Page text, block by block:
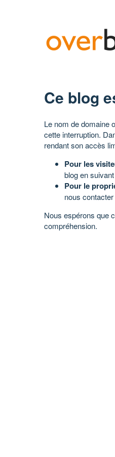
Ce blog
Le nom de domaine
cette interruption.
rendant son accès
Pour les
blog en suivant
Pour le
nous
Nous espérons que
compréhension.